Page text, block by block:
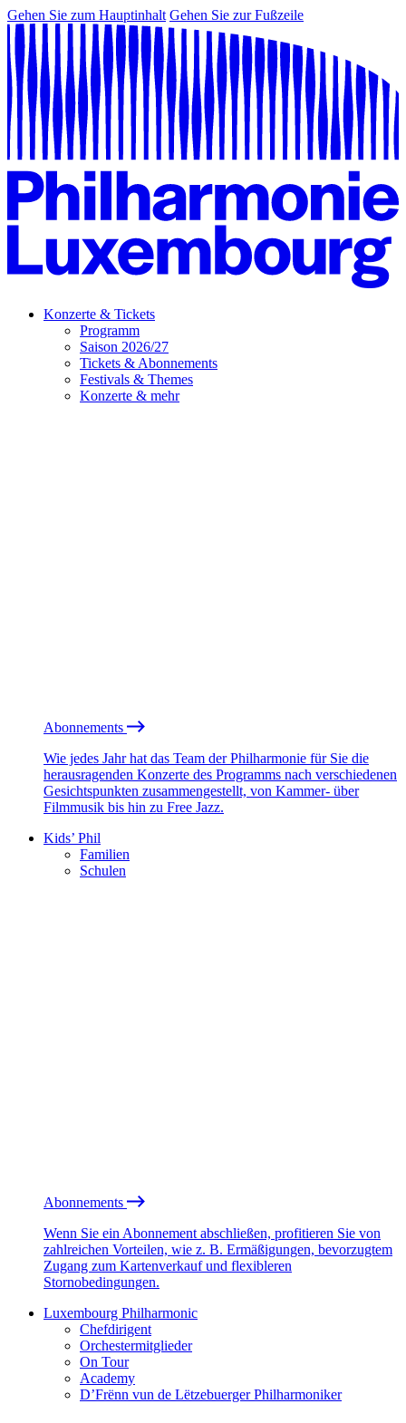
Gehen Sie zum Hauptinhalt Gehen Sie zur Fußzeile
Konzerte & Tickets
Programm
Saison 2026/27
Tickets & Abonnements
Festivals & Themes
Konzerte & mehr
Abonnements
Wie jedes Jahr hat das Team der Philharmonie für Sie die
herausragenden Konzerte des Programms nach verschiedenen
Gesichtspunkten zusammengestellt, von Kammer- über
Filmmusik bis hin zu Free Jazz.
Kids’ Phil
Familien
Schulen
Abonnements
Wenn Sie ein Abonnement abschließen, profitieren Sie von
zahlreichen Vorteilen, wie z. B. Ermäßigungen, bevorzugtem
Zugang zum Kartenverkauf und flexibleren
Stornobedingungen.
Luxembourg Philharmonic
Chefdirigent
Orchestermitglieder
On Tour
Academy
D’Frënn vun de Lëtzebuerger Philharmoniker